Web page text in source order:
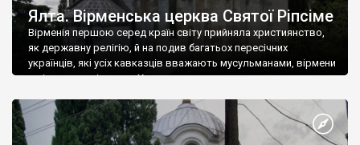
Ялта. Вірменська церква Святої Ріпсіме
Вірменія першою серед країн світу прийняла християнство,
як державну релігію, й на подив багатьох пересічних
українців, які усіх кавказців вважають мусульманами, вірмени
є відданими вірянами Христа